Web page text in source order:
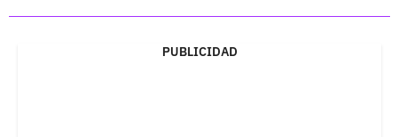
PUBLICIDAD